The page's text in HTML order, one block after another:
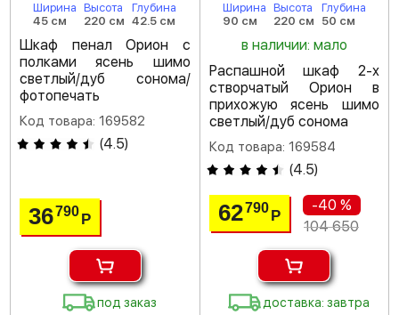
Ширина
45 см
Высота
220 см
Глубина
42.5 см
Шкаф пенал Орион с
полками ясень шимо
светлый/дуб сонома/
фотопечать
Код товара: 169582
(4.5)
36790Р
под заказ
Ширина
90 см
Высота
220 см
Глубина
50 см
в наличии: мало
Распашной шкаф 2-х
створчатый Орион в
прихожую ясень шимо
светлый/дуб сонома
Код товара: 169584
(4.5)
62790 Р
-40 %
104 650
доставка: завтра